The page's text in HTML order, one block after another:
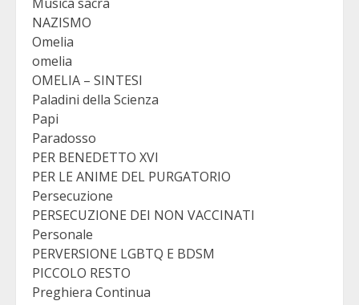
NAZISMO
Omelia
omelia
OMELIA – SINTESI
Paladini della Scienza
Papi
Paradosso
PER BENEDETTO XVI
PER LE ANIME DEL PURGATORIO
Persecuzione
PERSECUZIONE DEI NON VACCINATI
Personale
PERVERSIONE LGBTQ E BDSM
PICCOLO RESTO
Preghiera Continua